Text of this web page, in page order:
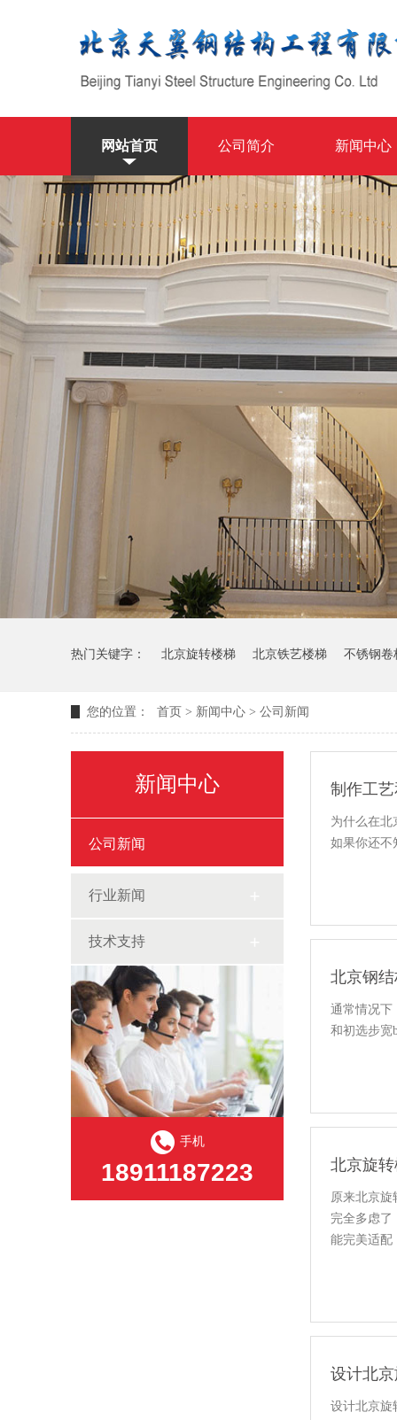
网站首页 公司简介 新闻中心
热门关键字： 北京旋转楼梯 北京铁艺楼梯 不锈钢卷
您的位置： 首页 > 新闻中心 > 公司新闻
新闻中心
公司新闻
行业新闻
技术支持
手机
18911187223
制作工
为什么在北
如果你还不
北京钢
通常情况下
和初选步宽
北京旋
原来北京旋
完全多虑了
能完美适配
设计北
设计北京旋